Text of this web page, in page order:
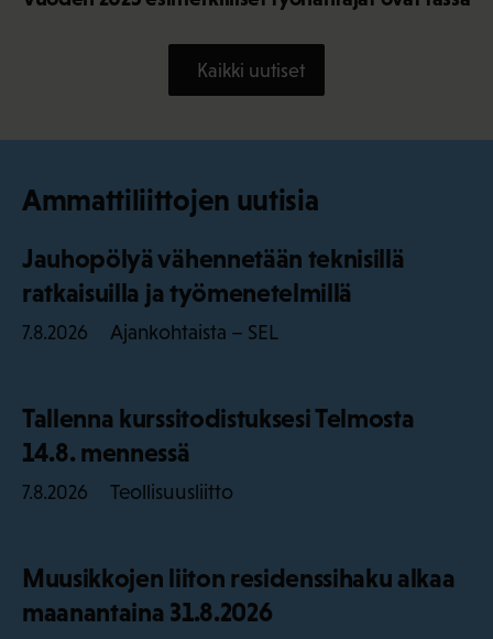
Kaikki uutiset
Ammattiliittojen uutisia
Jauhopölyä vähennetään teknisillä
ratkaisuilla ja työmenetelmillä
7.8.2026 Ajankohtaista – SEL
Tallenna kurssitodistuksesi Telmosta
14.8. mennessä
7.8.2026 Teollisuusliitto
Muusikkojen liiton residenssihaku alkaa
maanantaina 31.8.2026